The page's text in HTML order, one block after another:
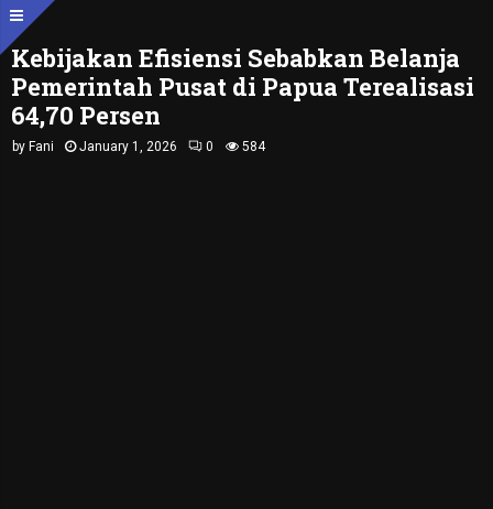
Kebijakan Efisiensi Sebabkan Belanja
Pemerintah Pusat di Papua Terealisasi
64,70 Persen
by Fani January 1, 2026 0 584